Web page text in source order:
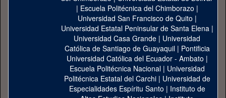
| Escuela Politécnica del Chimborazo |
Universidad San Francisco de Quito |
Universidad Estatal Peninsular de Santa Elena|
Universidad Casa Grande | Universidad
Católica de Santiago de Guayaquil| Pontificia
Universidad Católica del Ecuador - Ambato |
Escuela Politécnica Nacional| Universidad
Politécnica Estatal del Carchi| Universidad de
Especialidades Espíritu Santo | Instituto de